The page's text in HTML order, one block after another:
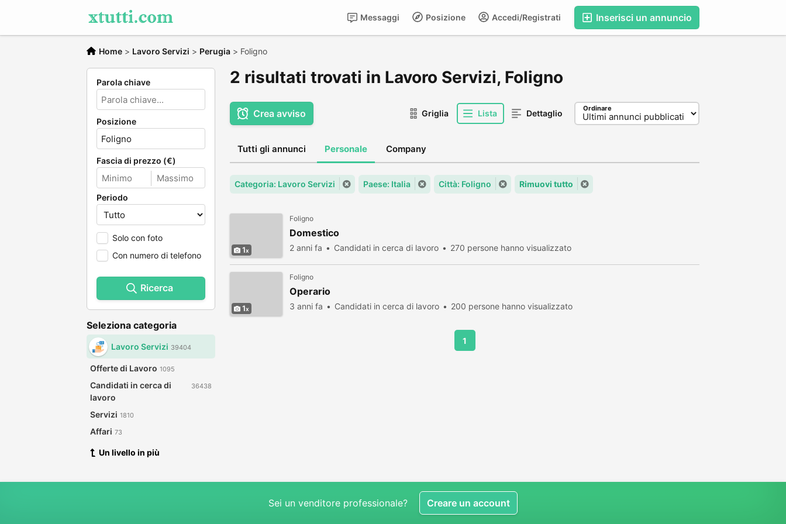
Inserisci un annuncio
Accedi/Registrati
Posizione
Messaggi
Home > Lavoro Servizi > Perugia > Foligno
Parola chiave
Posizione
Fascia di prezzo (€)
Periodo
Solo con foto
Con numero di telefono
Ricerca
Seleziona categoria
Lavoro Servizi 39404
Offerte di Lavoro 1095
Candidati in cerca di
lavoro
36438
Servizi 1810
Affari 73
Un livello in più
2 risultati trovati in Lavoro Servizi, Foligno
Crea avviso Griglia Lista Dettaglio Ordinare
Tutti gli annunci Personale Company
Categoria: Lavoro Servizi Paese: Italia Città: Foligno Rimuovi tutto
1
Foligno
Domestico
2 anni fa Candidati in cerca di lavoro 270 persone hanno visualizzato
1
Foligno
Operario
3 anni fa Candidati in cerca di lavoro 200 persone hanno visualizzato
1
Sei un venditore professionale? Creare un account